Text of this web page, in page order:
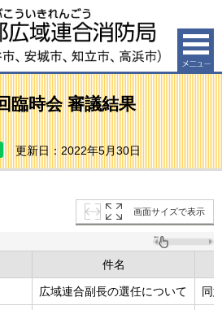
南市、刈谷市、安城市、知
臨時会 審議結果
更新日：2022年5月30日
画面サイズで表示
件名
広域連合副長の選任について 同